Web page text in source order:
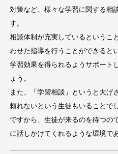
対策など、様々な学習に関する相
す。
相談体制が充実しているというこ
わせた指導を行うことができると
学習効果を得られるようサポート
ょう。
また、「学習相談」というと大げ
頼れないという生徒もいることで
ですから、生徒が来るのを待つの
に話しかけてくれるような環境で